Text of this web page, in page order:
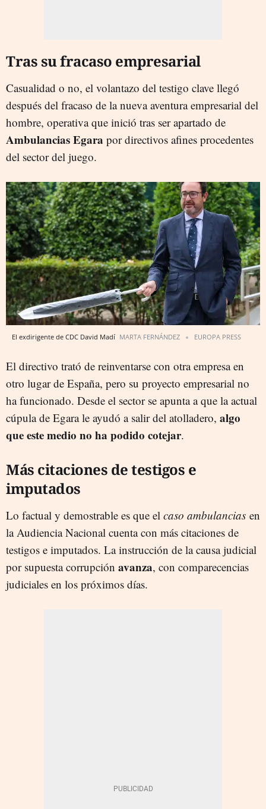
Tras su fracaso empresarial
Casualidad o no, el volantazo del testigo clave llegó
después del fracaso de la nueva aventura empresarial del
hombre, operativa que inició tras ser apartado de
Ambulancias Egara por directivos afines procedentes
del sector del juego.
El exdirigente de CDC David Madí MARTA FERNÁNDEZ EUROPA PRESS
El directivo trató de reinventarse con otra empresa en
otro lugar de España, pero su proyecto empresarial no
ha funcionado. Desde el sector se apunta a que la actual
cúpula de Egara le ayudó a salir del atolladero, algo
que este medio no ha podido cotejar.
Más citaciones de testigos e
imputados
Lo factual y demostrable es que el caso ambulancias en
la Audiencia Nacional cuenta con más citaciones de
testigos e imputados. La instrucción de la causa judicial
por supuesta corrupción avanza, con comparecencias
judiciales en los próximos días.